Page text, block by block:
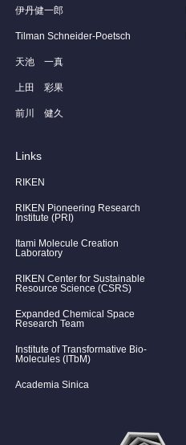
伊丹健一郎
Tilman Schneider-Poetsch
天池 一真
上田 彩果
前川 健久
Links
RIKEN
RIKEN Pioneering Research
Institute (PRI)
Itami Molecule Creation
Laboratory
RIKEN Center for Sustainable
Resource Science (CSRS)
Expanded Chemical Space
Research Team
Institute of Transformative Bio-
Molecules (ITbM)
Academia Sinica